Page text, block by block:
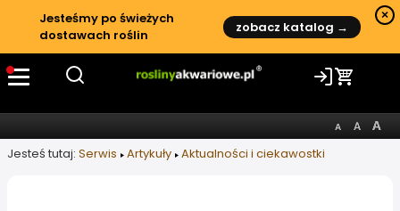
Jesteśmy po świeżych
dostawach roślin
zobacz katalog →
×
Jesteś tutaj: Serwis Artykuły Aktualności i ciekawostki